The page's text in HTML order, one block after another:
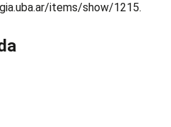
items/show/1215.